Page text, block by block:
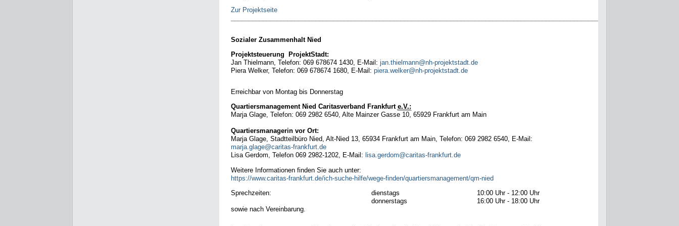
Zur Projektseite
Sozialer Zusammenhalt Nied
Projektsteuerung
ProjektStadt:
Jan Thielmann, Telefon: 069 678674 1430, E-Mail: jan.thielmann@nh-projektstadt.de
Piera Welker, Telefon: 069 678674 1680, E-Mail: piera.welker@nh-projektstadt.de
Erreichbar von Montag bis Donnerstag
Quartiersmanagement Nied Caritasverband Frankfurt e.V.:
Marja Glage, Telefon: 069 2982 6540, Alte Mainzer Gasse 10, 65929 Frankfurt am Main
Quartiersmanagerin vor Ort:
Marja Glage, Stadtteilbüro Nied, Alt-Nied 13, 65934 Frankfurt am Main, Telefon: 069 2982 6540, E-Mail:
marja.glage@caritas-frankfurt.de
Lisa Gerdom, Telefon 069 2982-1202, E-Mail: lisa.gerdom@caritas-frankfurt.de
Weitere Informationen finden Sie auch unter:
https://www.caritas-frankfurt.de/ich-suche-hilfe/wege-finden/quartiersmanagement/qm-nied
Sprechzeiten:
dienstags
10:00 Uhr - 12:00 Uhr
donnerstags
16:00 Uhr - 18:00 Uhr
sowie nach Vereinbarung.